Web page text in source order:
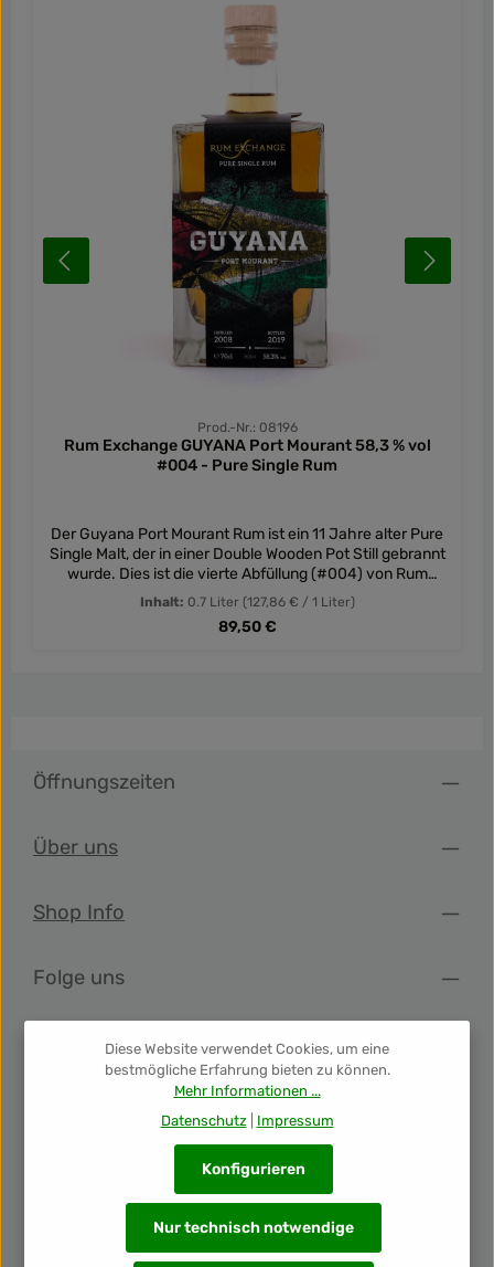
Prod.-Nr.: 08196
Rum Exchange GUYANA Port Mourant 58,3 % vol
#004 - Pure Single Rum
Der Guyana Port Mourant Rum ist ein 11 Jahre alter Pure
Single Malt, der in einer Double Wooden Pot Still gebrannt
wurde. Dies ist die vierte Abfüllung (#004) von Rum
Exchange und Andreas Isopp.
Inhalt: 0.7 Liter (127,86 € / 1 Liter)
Regulärer Preis:
89,50 €
Öffnungszeiten
Über uns
Shop Info
Folge uns
Newsletter
Unsere Auszeichnungen
Diese Website verwendet Cookies, um eine
bestmögliche Erfahrung bieten zu können.
Mehr Informationen ...
Datenschutz| Impressum
Nur technisch notwendige
Konfigurieren